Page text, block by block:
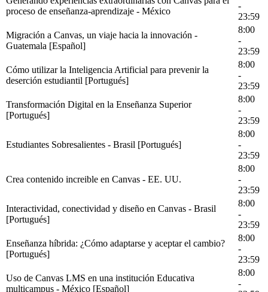
proceso de enseñanza-aprendizaje - México
-
23:59
Migración a Canvas, un viaje hacia la innovación -
Guatemala [Español]
8:00
-
23:59
Cómo utilizar la Inteligencia Artificial para prevenir la
deserción estudiantil [Portugués]
8:00
-
23:59
Transformación Digital en la Enseñanza Superior
[Portugués]
8:00
-
23:59
Estudiantes Sobresalientes - Brasil [Portugués]
8:00
-
23:59
Crea contenido increible en Canvas - EE. UU.
8:00
-
23:59
Interactividad, conectividad y diseño en Canvas - Brasil
[Portugués]
8:00
-
23:59
Enseñanza híbrida: ¿Cómo adaptarse y aceptar el cambio?
[Portugués]
8:00
-
23:59
Uso de Canvas LMS en una institución Educativa
multicampus - México [Español]
8:00
-